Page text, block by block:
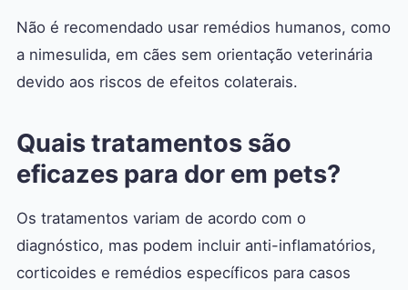
Não é recomendado usar remédios humanos, como
a nimesulida, em cães sem orientação veterinária
devido aos riscos de efeitos colaterais.
Quais tratamentos são
eficazes para dor em pets?
Os tratamentos variam de acordo com o
diagnóstico, mas podem incluir anti-inflamatórios,
corticoides e remédios específicos para casos